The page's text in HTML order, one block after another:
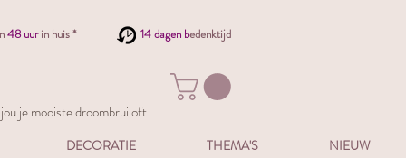
48 uur in huis * 14 dagen bedenktijd
je mooiste droombruiloft
DECORATIE THEMA'S NIEUW